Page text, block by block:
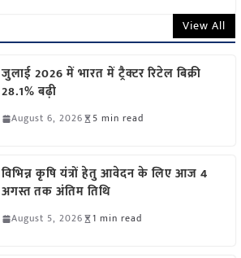
View All
जुलाई 2026 में भारत में ट्रैक्टर रिटेल बिक्री
28.1% बढ़ी
August 6, 2026 5 min read
विभिन्न कृषि यंत्रों हेतु आवेदन के लिए आज 4
अगस्त तक अंतिम तिथि
August 5, 2026 1 min read